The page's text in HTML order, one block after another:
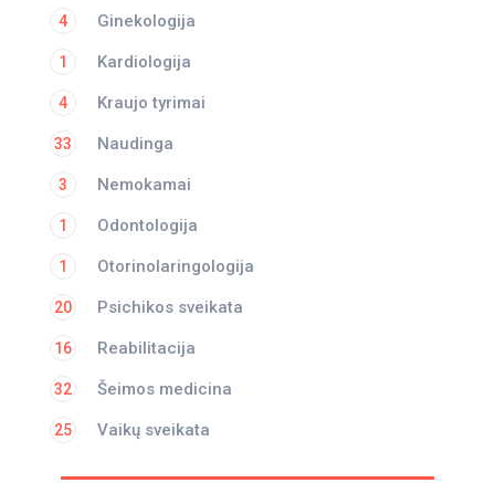
Ginekologija
4
Kardiologija
1
Kraujo tyrimai
4
Naudinga
33
Nemokamai
3
Odontologija
1
Otorinolaringologija
1
Psichikos sveikata
20
Reabilitacija
16
Šeimos medicina
32
Vaikų sveikata
25